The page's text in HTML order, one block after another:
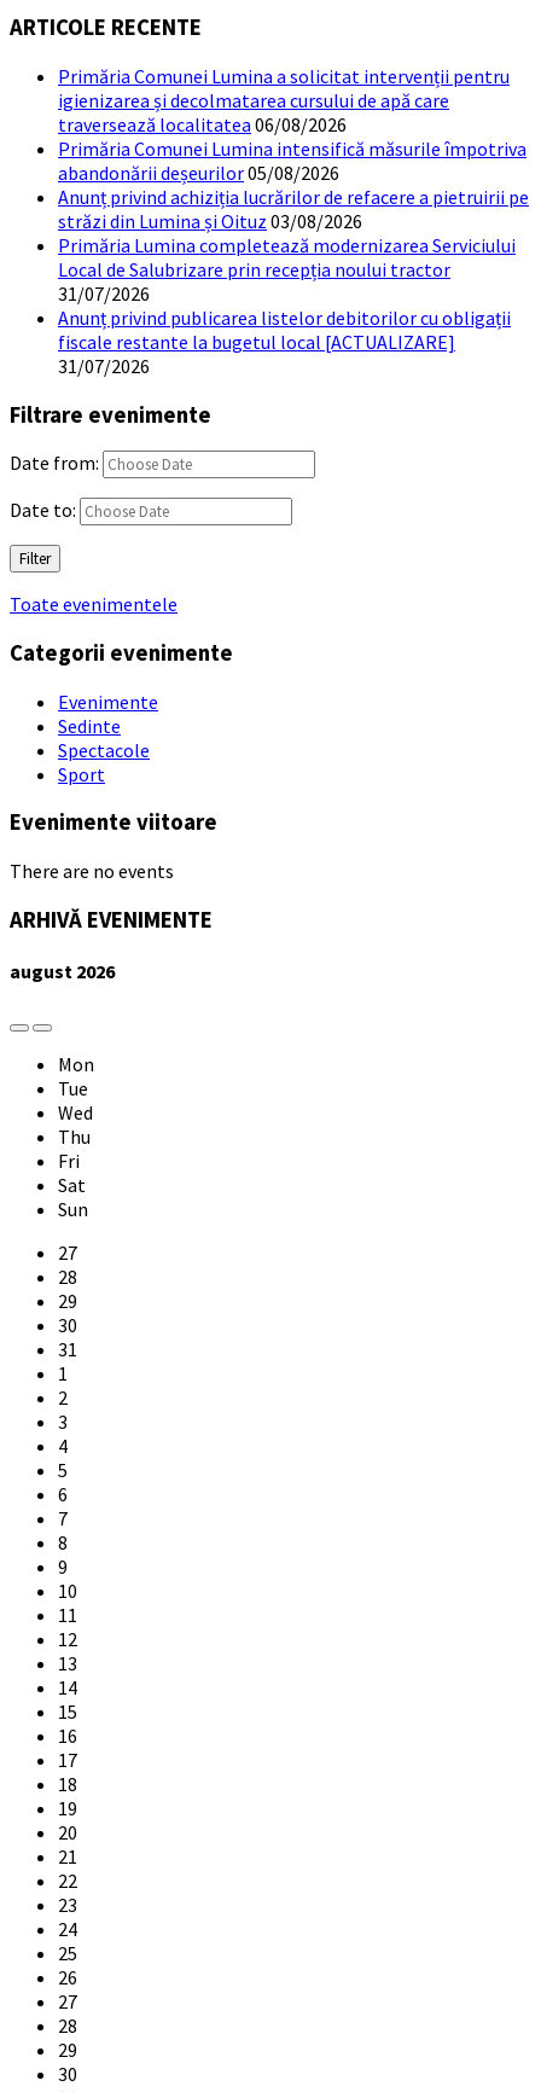
ARTICOLE RECENTE
Primăria Comunei Lumina a solicitat intervenții pentru
igienizarea și decolmatarea cursului de apă care
traversează localitatea 06/08/2026
Primăria Comunei Lumina intensifică măsurile împotriva
abandonării deșeurilor05/08/2026
Anunț privind achiziția lucrărilor de refacere a pietruirii pe
străzi din Lumina și Oituz 03/08/2026
Primăria Lumina completează modernizarea Serviciului
Local de Salubrizare prin recepția noului tractor
31/07/2026
Anunț privind publicarea listelor debitorilor cu obligații
fiscale restante la bugetul local [ACTUALIZARE]
31/07/2026
Filtrare evenimente
Date from:
Date to:
Filter
Toate evenimentele
Categorii evenimente
Evenimente
Sedinte
Spectacole
Sport
Evenimente viitoare
There are no events
ARHIVĂ EVENIMENTE
august 2026
Previous
Month
Next
Month
Mon
Tue
Wed
Thu
Fri
Sat
Sun
Skip
calendar
days
27
28
29
30
31
1
2
3
4
5
6
7
8
9
10
11
12
13
14
15
16
17
18
19
20
21
22
23
24
25
26
27
28
29
30